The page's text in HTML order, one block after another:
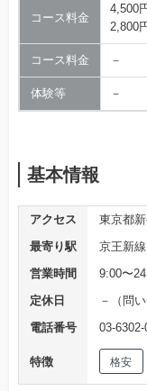
コース料金
4,500
2,800
コース料金 －
体験等 －
基本情報
アクセス
東京都
最寄り駅
京王新
営業時間
9:00〜
定休日
－（問い
電話番号
03-6302-
特徴 格安